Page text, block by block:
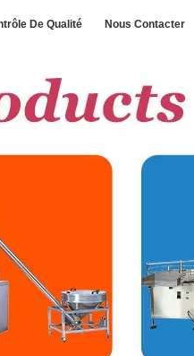
De Qualité Nous Contacter